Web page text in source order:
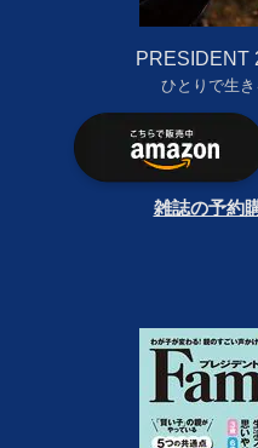
PRESIDENT
ひとりで生き
雑誌の予約